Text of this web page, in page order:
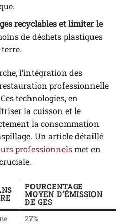
recyclables et limiter le
de déchets plastiques
l’intégration des
professionnelle
technologies, en
la cuisson et le
la consommation
Un article détaillé
professionnelsmet en
POURCENTAGE
MOYEN D’ÉMISSION
DE GES
27%